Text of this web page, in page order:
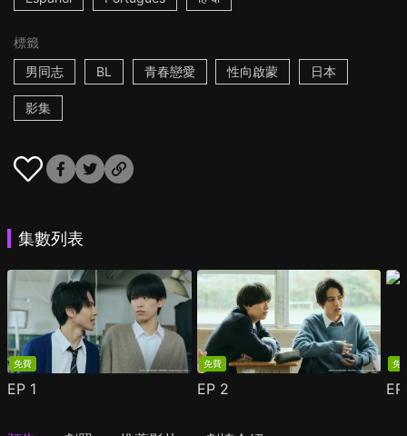
標籤
男同志
BL 青春戀愛 性向啟蒙 日本
影集
集數列表
免費
EP 1
免費
EP 2
免